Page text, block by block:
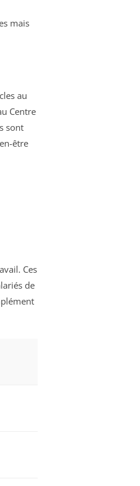
mais
au
Centre
sont
être
Ces
de